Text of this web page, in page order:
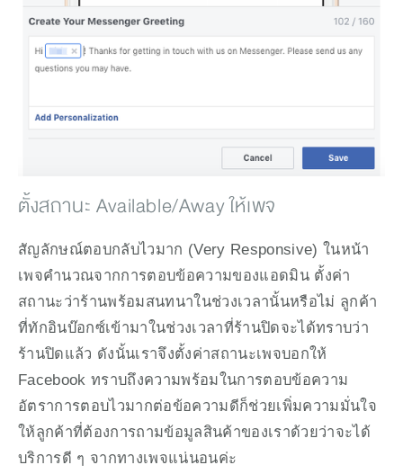
ตั้งสถานะ Available/Away ให้เพจ
สัญลักษณ์ตอบกลับไวมาก (Very Responsive) ในหน้า
เพจคำนวณจากการตอบข้อความของแอดมิน ตั้งค่า
สถานะว่าร้านพร้อมสนทนาในช่วงเวลานั้นหรือไม่ ลูกค้า
ที่ทักอินบ๊อกซ์เข้ามาในช่วงเวลาที่ร้านปิดจะได้ทราบว่า
ร้านปิดแล้ว ดังนั้นเราจึงตั้งค่าสถานะเพจบอกให้
Facebook ทราบถึงความพร้อมในการตอบข้อความ
อัตราการตอบไวมากต่อข้อความดีก็ช่วยเพิ่มความมั่นใจ
ให้ลูกค้าที่ต้องการถามข้อมูลสินค้าของเราด้วยว่าจะได้
บริการดี ๆ จากทางเพจแน่นอนค่ะ